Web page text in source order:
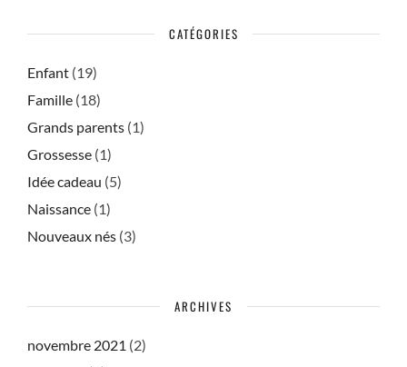
CATÉGORIES
Enfant (19)
Famille (18)
Grands parents (1)
Grossesse (1)
Idée cadeau (5)
Naissance (1)
Nouveaux nés (3)
ARCHIVES
novembre 2021 (2)